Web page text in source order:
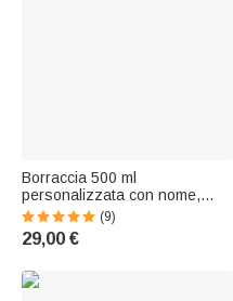
Borraccia 500 ml
personalizzata con nome,
iniziale, cannuccia in silicone e
simpatici animali - Regalo di
compleanno e rientro a scuola
(9)
29,00 €